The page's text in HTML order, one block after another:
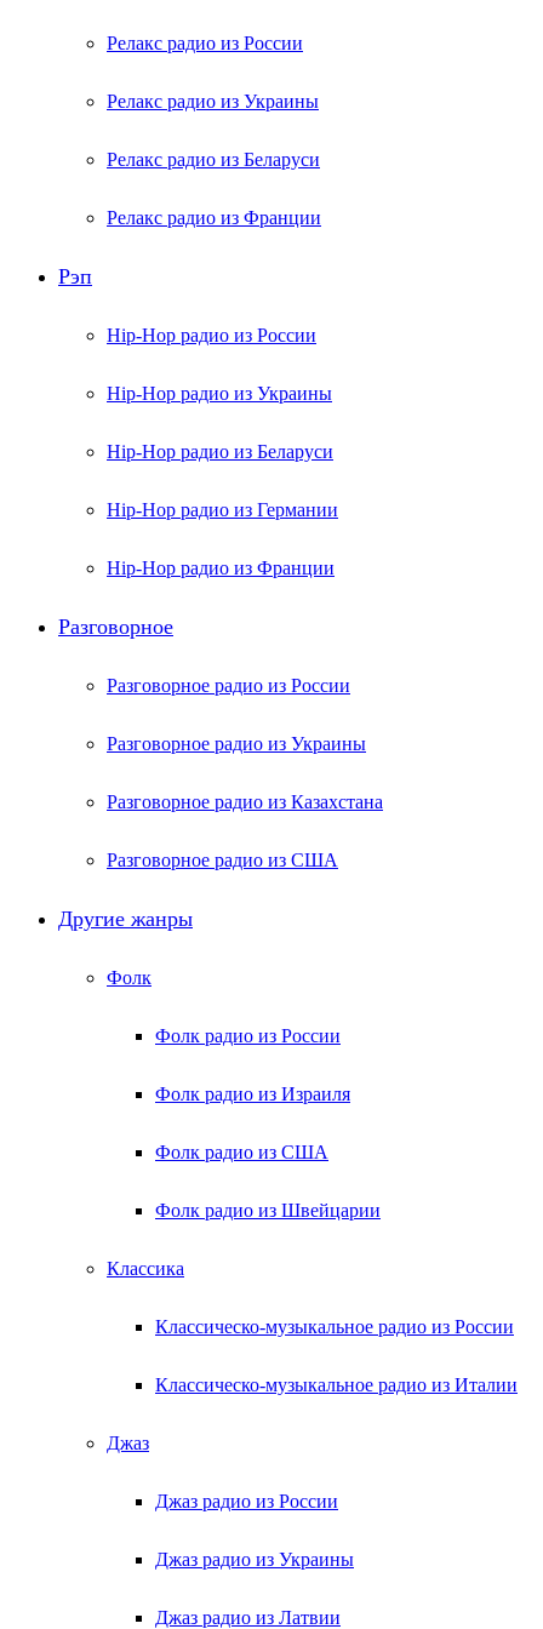
Релакс радио из России
Релакс радио из Украины
Релакс радио из Беларуси
Релакс радио из Франции
Рэп
Hip-Hop радио из России
Hip-Hop радио из Украины
Hip-Hop радио из Беларуси
Hip-Hop радио из Германии
Hip-Hop радио из Франции
Разговорное
Разговорное радио из России
Разговорное радио из Украины
Разговорное радио из Казахстана
Разговорное радио из США
Другие жанры
Фолк
Фолк радио из России
Фолк радио из Израиля
Фолк радио из США
Фолк радио из Швейцарии
Классика
Классическо-музыкальное радио из России
Классическо-музыкальное радио из Италии
Джаз
Джаз радио из России
Джаз радио из Украины
Джаз радио из Латвии